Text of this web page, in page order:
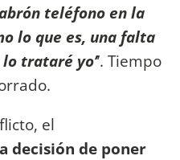
teléfono en la
lo que es, una falta
trataré yo’’. Tiempo
el
decisión de poner